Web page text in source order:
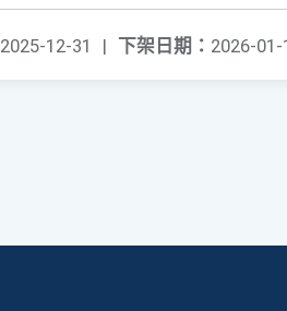
下架日期： 2026-01-
2025-12-31 |